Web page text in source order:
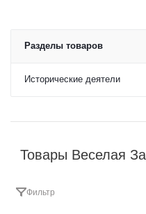
Разделы товаров
Исторические деятели
Товары Веселая
Фильтр